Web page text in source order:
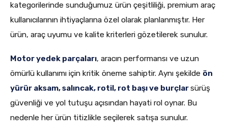
kategorilerinde sunduğumuz ürün çeşitliliği, premium araç
kullanıcılarının ihtiyaçlarına özel olarak planlanmıştır. Her
ürün, araç uyumu ve kalite kriterleri gözetilerek sunulur.
Motor yedek parçaları, aracın performansı ve uzun
ömürlü kullanımı için kritik öneme sahiptir. Aynı şekilde ön
yürür aksam, salıncak, rotil, rot başı ve burçlarsürüş
güvenliği ve yol tutuşu açısından hayati rol oynar. Bu
nedenle her ürün titizlikle seçilerek satışa sunulur.